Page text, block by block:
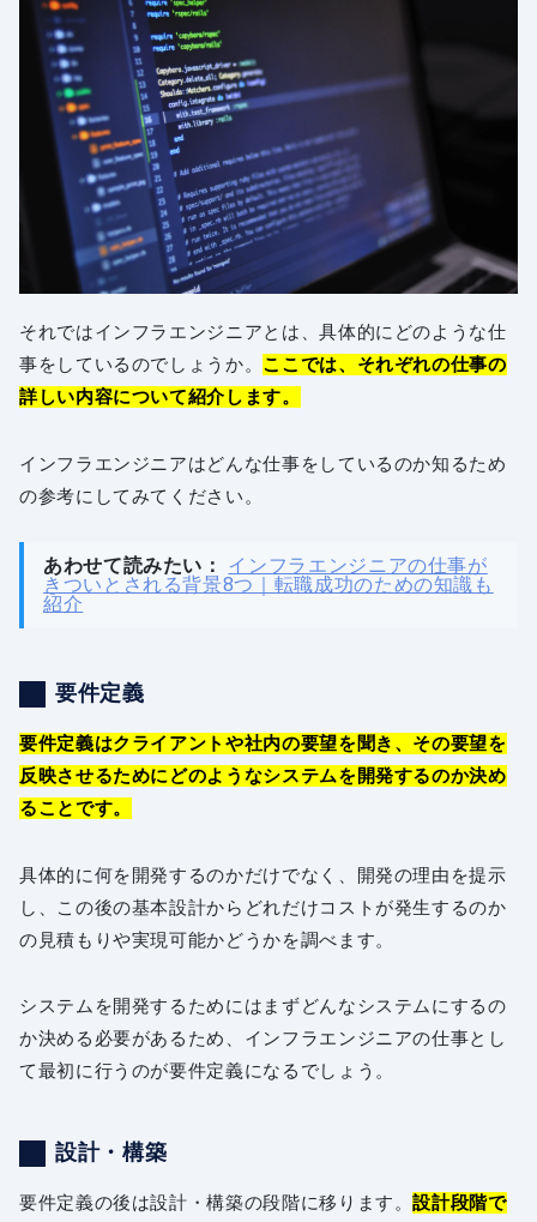
それではインフラエンジニアとは、具体的にどのような仕
事をしているのでしょうか。 ここでは、それぞれの仕事の
詳しい内容について紹介します。
インフラエンジニアはどんな仕事をしているのか知るため
の参考にしてみてください。
あわせて読みたい：
インフラエンジニアの仕事が
きついとされる背景8つ｜転職成功のための知識も
紹介
要件定義
要件定義はクライアントや社内の要望を聞き、その要望を
反映させるためにどのようなシステムを開発するのか決め
ることです。
具体的に何を開発するのかだけでなく、開発の理由を提示
し、この後の基本設計からどれだけコストが発生するのか
の見積もりや実現可能かどうかを調べます。
システムを開発するためにはまずどんなシステムにするの
か決める必要があるため、インフラエンジニアの仕事とし
て最初に行うのが要件定義になるでしょう。
設計・構築
要件定義の後は設計・構築の段階に移ります。設計段階で